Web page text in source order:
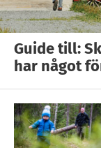
Guide till:
har något